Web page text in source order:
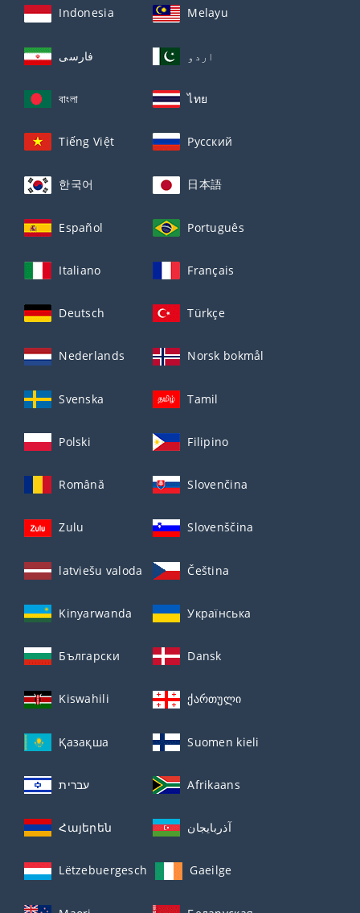
Indonesia Melayu
فارسی اردو
বাংলা ไทย
Tiếng Việt Русский
한국어 日本語
Español Português
Italiano Français
Deutsch Türkçe
Nederlands Norsk bokmål
Svenska Tamil
Polski Filipino
Română Slovenčina
Zulu Slovenščina
latviešu valoda Čeština
Kinyarwanda Українська
Български Dansk
Kiswahili ქართული
Қазақша Suomen kieli
עברית Afrikaans
Հայերեն آذربايجان
Lëtzebuergesch Gaeilge